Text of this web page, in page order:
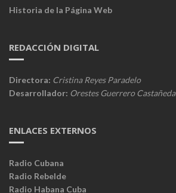
Historia de la Página Web
REDACCIÓN DIGITAL
Directora: Cristina Reyes Paradelo
Desarrollador: Orestes Guerrero Castañeda
ENLACES EXTERNOS
Radio Cubana
Radio Rebelde
Radio Habana Cuba